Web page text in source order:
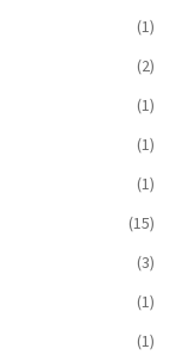
(1)
(2)
(1)
(1)
(1)
(15)
(3)
(1)
(1)